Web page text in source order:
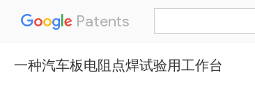
Patents
一种汽车板电阻点焊试验用工作台